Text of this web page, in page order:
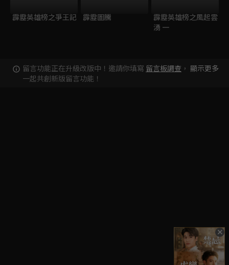
霹靂英雄榜之爭王記 霹靂圖騰
霹靂英雄榜之風起雲
湧 一
留言功能正在升級改版中！邀請你填寫 留言板調查 ，
一起共創新版留言功能！
顯示更多